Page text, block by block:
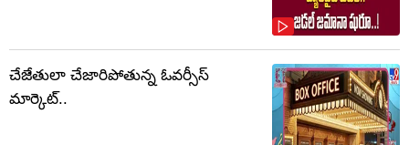
చేజేతులా చేజారిపోతున్న ఓవర్సీస్
మార్కెట్..